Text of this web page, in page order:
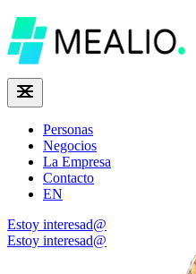
Personas
Negocios
La Empresa
Contacto
EN
Estoy interesad@
Estoy interesad@